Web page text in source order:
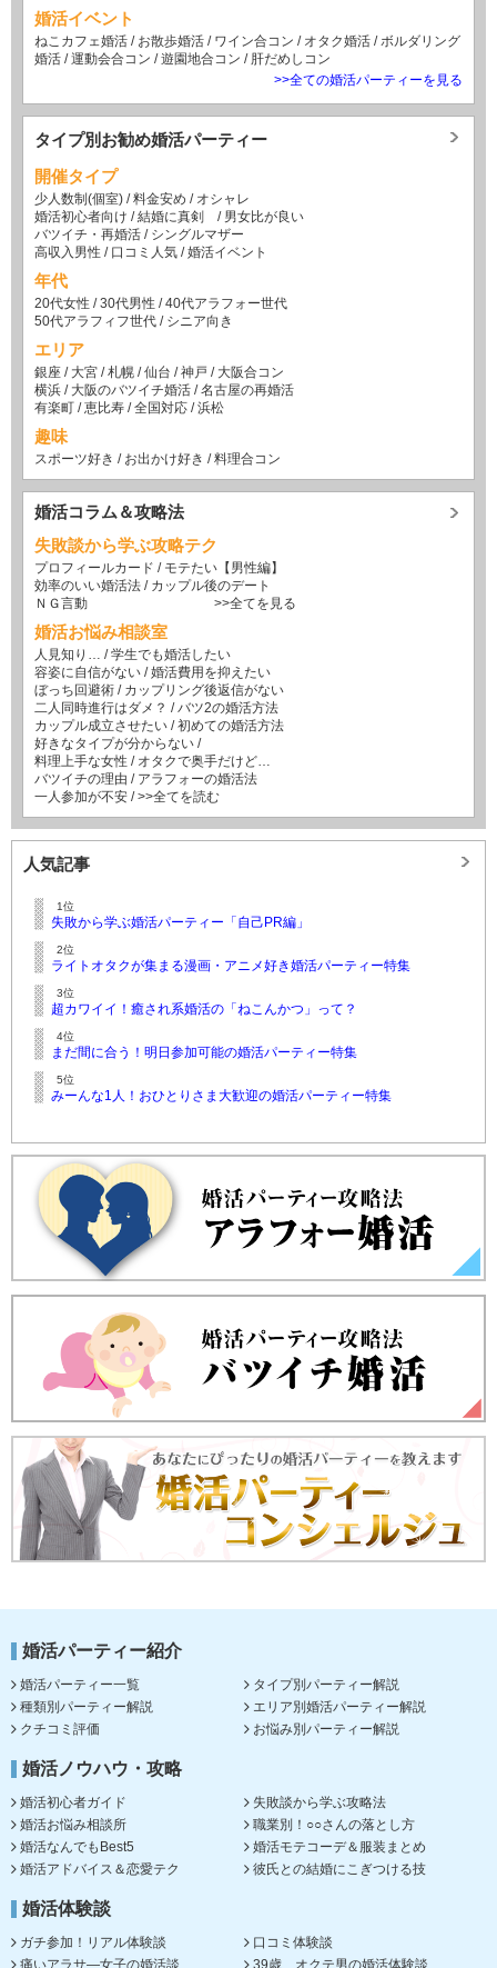
婚活イベント
ねこカフェ婚活 / お散歩婚活 / ワイン合コン / オタク婚活 /ボルダリング
婚活 /運動会合コン /遊園地合コン / 肝だめしコン
>>全ての婚活パーティーを見る
タイプ別お勧め婚活パーティー
開催タイプ
少人数制(個室) /料金安め / オシャレ
婚活初心者向け /結婚に真剣 / 男女比が良い
バツイチ・再婚活 / シングルマザー
高収入男性 / 口コミ人気 /婚活イベント
年代
20代女性 /30代男性 /40代アラフォー世代
50代アラフィフ世代 / シニア向き
エリア
銀座 / 大宮 /札幌 /仙台 /神戸 / 大阪合コン
横浜 / 大阪のバツイチ婚活 /名古屋の再婚活
有楽町 /恵比寿 /全国対応 /浜松
趣味
スポーツ好き / お出かけ好き /料理合コン
婚活コラム＆攻略法
失敗談から学ぶ攻略テク
プロフィールカード / モテたい【男性編】
効率のいい婚活法 / カップル後のデート
ＮＧ言動
>>全てを見る
婚活お悩み相談室
人見知り… /学生でも婚活したい
容姿に自信がない /婚活費用を抑えたい
ぼっち回避術 / カップリング後返信がない
二人同時進行はダメ？ /バツ2の婚活方法
カップル成立させたい /初めての婚活方法
好きなタイプが分からない /
料理上手な女性 / オタクで奥手だけど…
バツイチの理由 / アラフォーの婚活法
一人参加が不安 />>全てを読む
人気記事
1位
失敗から学ぶ婚活パーティー「自己PR編」
2位
ライトオタクが集まる漫画・アニメ好き婚活パーティー特集
3位
超カワイイ！癒され系婚活の「ねこんかつ」って？
4位
まだ間に合う！明日参加可能の婚活パーティー特集
5位
みーんな1人！おひとりさま大歓迎の婚活パーティー特集
婚活パーティー紹介
婚活パーティー一覧
タイプ別パーティー解説
種類別パーティー解説
エリア別婚活パーティー解説
クチコミ評価
お悩み別パーティー解説
婚活ノウハウ・攻略
婚活初心者ガイド
失敗談から学ぶ攻略法
婚活お悩み相談所
職業別！○○さんの落とし方
婚活なんでもBest5
婚活モテコーデ＆服装まとめ
婚活アドバイス＆恋愛テク
彼氏との結婚にこぎつける技
婚活体験談
ガチ参加！リアル体験談
口コミ体験談
痛いアラサ―女子の婚活談
39歳、オクテ男の婚活体験談